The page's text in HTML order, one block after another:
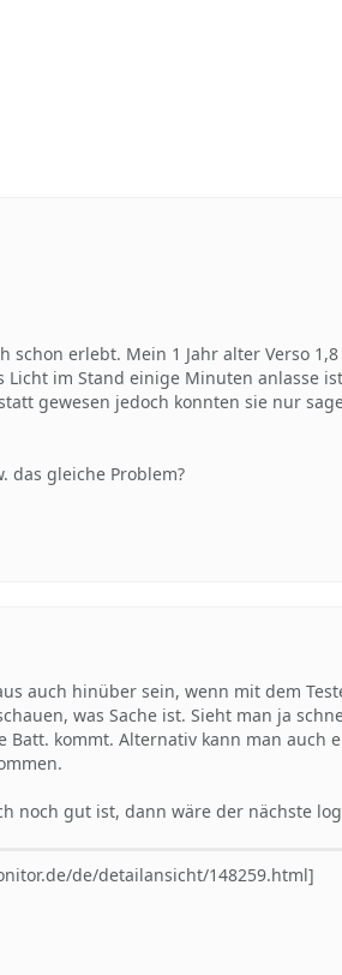
schon erlebt. Mein 1 Jahr alter Verso
Licht im Stand einige Minuten anlasse
gewesen jedoch konnten sie nur
das gleiche Problem?
auch hinüber sein, wenn mit dem
was Sache ist. Sieht man ja
Batt. kommt. Alternativ kann man
noch gut ist, dann wäre der nächste
de/detailansicht/148259.html]